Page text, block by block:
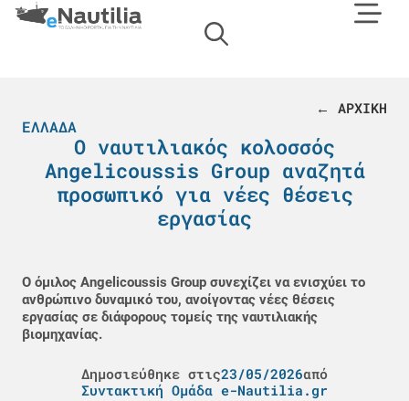
← ΑΡΧΙΚΗ
ΕΛΛΆΔΑ
Ο ναυτιλιακός κολοσσός
Angelicoussis Group αναζητά
προσωπικό για νέες θέσεις
εργασίας
Ο όμιλος Angelicoussis Group συνεχίζει να ενισχύει το
ανθρώπινο δυναμικό του, ανοίγοντας νέες θέσεις
εργασίας σε διάφορους τομείς της ναυτιλιακής
βιομηχανίας.
Δημοσιεύθηκε στις23/05/2026από
Συντακτική Ομάδα e-Nautilia.gr